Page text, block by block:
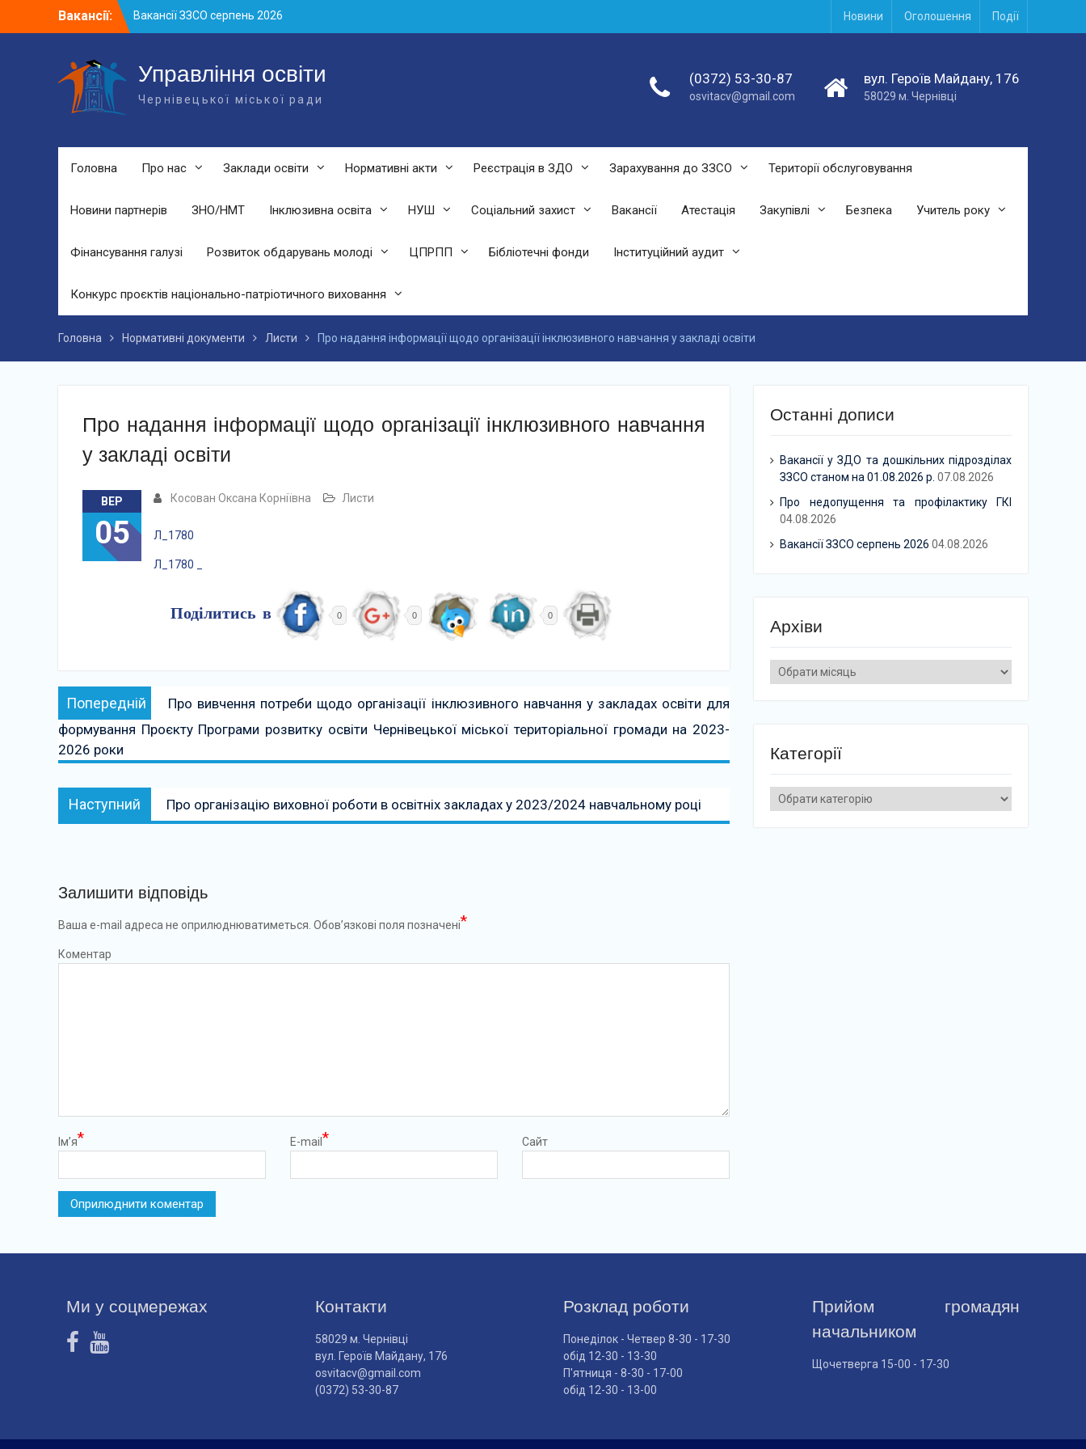
Вакансії:
Вакансії ЗЗСО серпень 2026
Вакансії ЗЗСО червень 2026
підрозділах ЗЗСО станом на 01.08.2026
р.
Новини Оголошення Події
Управління освіти
Чернівецької міської ради
(0372) 53-30-87
osvitacv@gmail.com
вул. Героїв Майдану, 176
58029 м. Чернівці
Головна Про нас Заклади освіти Нормативні акти Реєстрація в ЗДО Зарахування до ЗЗСО Території обслуговування
Новини партнерів ЗНО/НМТ Інклюзивна освіта НУШ Соціальний захист Вакансії Атестація Закупівлі Безпека Учитель року
Фінансування галузі Розвиток обдарувань молоді ЦПРПП Бібліотечні фонди Інституційний аудит
Конкурс проєктів національно-патріотичного виховання
Головна Нормативні документи Листи Про надання інформації щодо організації інклюзивного навчання у закладі освіти
Про надання інформації щодо організації інклюзивного навчання
у закладі освіти
ВЕР
05
Косован Оксана Корніївна Листи
Л_1780
Л_1780 _
Поділитись в 0 0 0
Навігація
записів
Попередній Попередній:
Про вивчення потреби щодо організації інклюзивного навчання у закладах освіти для
формування Проєкту Програми розвитку освіти Чернівецької міської територіальної громади на 2023-
2026 роки
Наступний Наступний:
Про організацію виховної роботи в освітніх закладах у 2023/2024 навчальному році
Залишити відповідь
Ваша e-mail адреса не оприлюднюватиметься. Обов’язкові поля позначені*
Коментар
Ім’я* E-mail * Сайт
Останні дописи
Вакансії у ЗДО та дошкільних підрозділах
ЗЗСО станом на 01.08.2026 р. 07.08.2026
Про недопущення та профілактику ГКІ
04.08.2026
Вакансії ЗЗСО серпень 2026 04.08.2026
Архіви
Архіви
Категорії
Категорії
Ми у соцмережах Контакти
58029 м. Чернівці
вул. Героїв Майдану, 176
osvitacv@gmail.com
(0372) 53-30-87
Розклад роботи
Понеділок - Четвер 8-30 - 17-30
обід 12-30 - 13-30
П'ятниця - 8-30 - 17-00
обід 12-30 - 13-00
Прийом громадян
начальником
Щочетверга 15-00 - 17-30